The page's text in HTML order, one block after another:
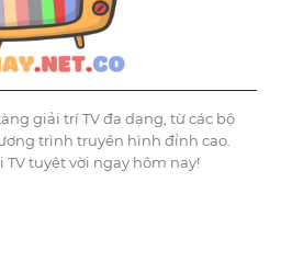
giải trí TV đa dạng, từ các bộ
trình truyền hình đỉnh cao.
tuyệt vời ngay hôm nay!